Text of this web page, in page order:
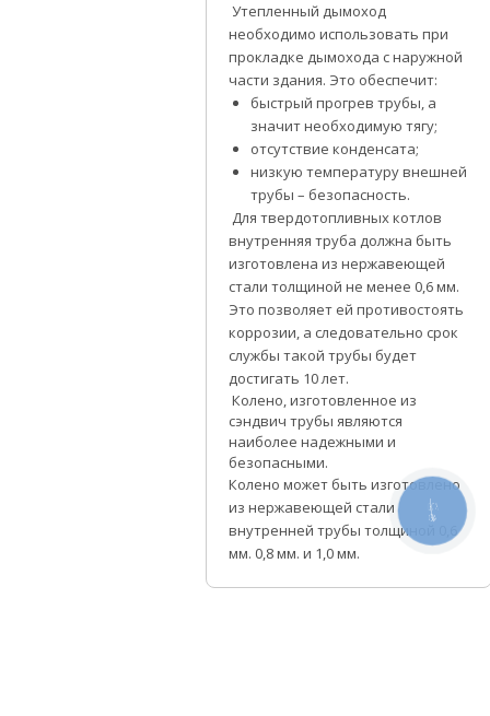
Утепленный дымоход
необходимо использовать при
прокладке дымохода с наружной
части здания. Это обеспечит:
быстрый прогрев трубы, а
значит необходимую тягу;
отсутствие конденсата;
низкую температуру внешней
трубы – безопасность.
Для твердотопливных котлов
внутренняя труба должна быть
изготовлена из нержавеющей
стали толщиной не менее 0,6 мм.
Это позволяет ей противостоять
коррозии, а следовательно срок
службы такой трубы будет
достигать 10 лет.
Колено, изготовленное из
сэндвич трубы являются
наиболее надежными и
безопасными.
Колено может быть изготовлено
из нержавеющей стали
внутренней трубы толщиной 0,6
мм. 0,8 мм. и 1,0 мм.
КНОПКА
СВЯЗИ